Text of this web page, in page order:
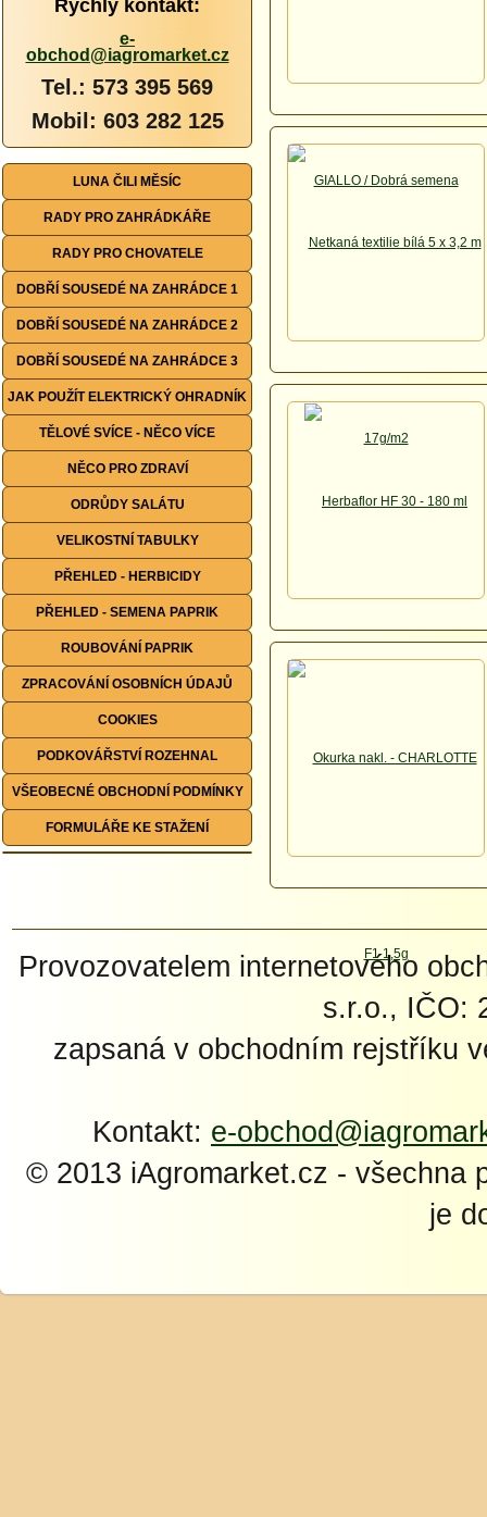
Rychlý kontakt:
e-
obchod@iagromarket.cz
Tel.: 573 395 569
Mobil: 603 282 125
LUNA ČILI MĚSÍC
RADY PRO ZAHRÁDKÁŘE
RADY PRO CHOVATELE
DOBŘÍ SOUSEDÉ NA ZAHRÁDCE 1
DOBŘÍ SOUSEDÉ NA ZAHRÁDCE 2
DOBŘÍ SOUSEDÉ NA ZAHRÁDCE 3
JAK POUŽÍT ELEKTRICKÝ OHRADNÍK
TĚLOVÉ SVÍCE - NĚCO VÍCE
NĚCO PRO ZDRAVÍ
ODRŮDY SALÁTU
VELIKOSTNÍ TABULKY
PŘEHLED - HERBICIDY
PŘEHLED - SEMENA PAPRIK
ROUBOVÁNÍ PAPRIK
ZPRACOVÁNÍ OSOBNÍCH ÚDAJŮ
COOKIES
PODKOVÁŘSTVÍ ROZEHNAL
VŠEOBECNÉ OBCHODNÍ PODMÍNKY
FORMULÁŘE KE STAŽENÍ
Provozovatelem internetového
s.r.o., IČO:
zapsaná v obchodním rejstříku
Kontakt: e-
© 2013 iAgromarket.cz - všechna
je